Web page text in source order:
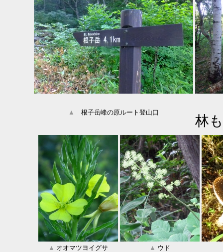
▲ 根子岳峰の原ルート登山口
林
▲ オオマツヨイグサ ▲ ウド